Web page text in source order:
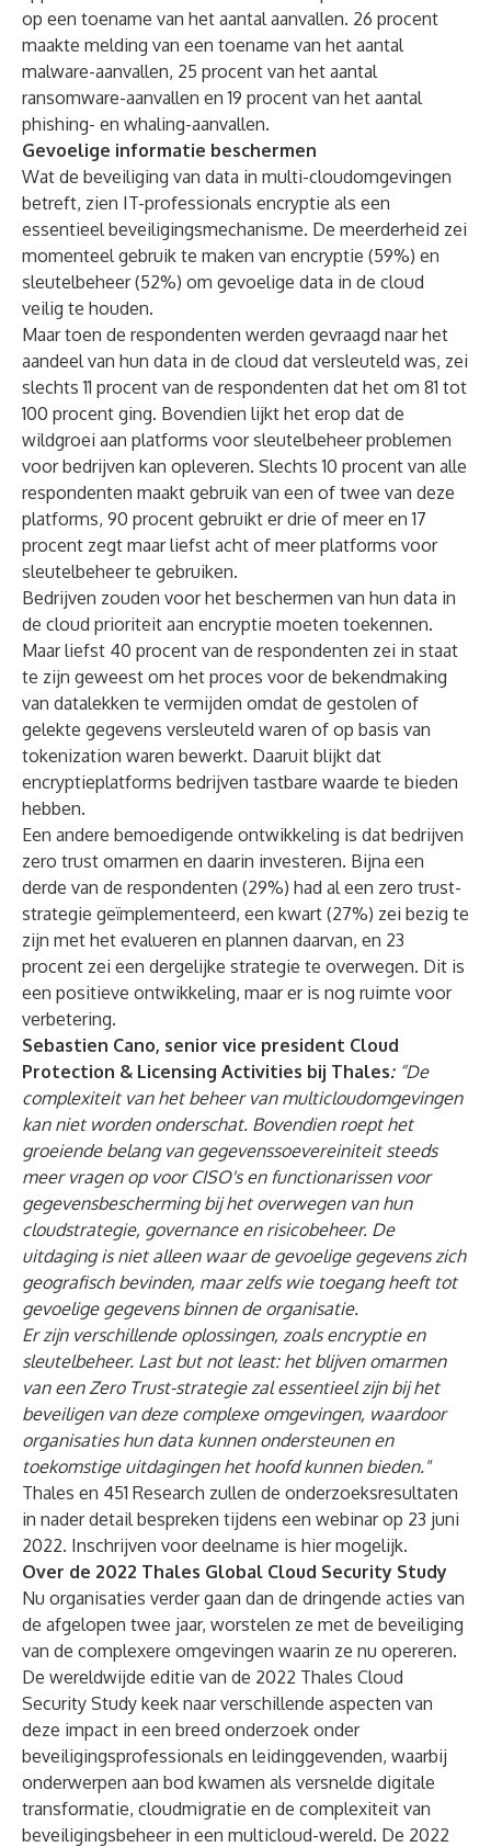
op een toename van het aantal aanvallen. 26 procent
maakte melding van een toename van het aantal
malware-aanvallen, 25 procent van het aantal
ransomware-aanvallen en 19 procent van het aantal
phishing- en whaling-aanvallen.
Gevoelige informatie beschermen
Wat de beveiliging van data in multi-cloudomgevingen
betreft, zien IT-professionals encryptie als een
essentieel beveiligingsmechanisme. De meerderheid zei
momenteel gebruik te maken van encryptie (59%) en
sleutelbeheer (52%) om gevoelige data in de cloud
veilig te houden.
Maar toen de respondenten werden gevraagd naar het
aandeel van hun data in de cloud dat versleuteld was, zei
slechts 11 procent van de respondenten dat het om 81 tot
100 procent ging. Bovendien lijkt het erop dat de
wildgroei aan platforms voor sleutelbeheer problemen
voor bedrijven kan opleveren. Slechts 10 procent van alle
respondenten maakt gebruik van een of twee van deze
platforms, 90 procent gebruikt er drie of meer en 17
procent zegt maar liefst acht of meer platforms voor
sleutelbeheer te gebruiken.
Bedrijven zouden voor het beschermen van hun data in
de cloud prioriteit aan encryptie moeten toekennen.
Maar liefst 40 procent van de respondenten zei in staat
te zijn geweest om het proces voor de bekendmaking
van datalekken te vermijden omdat de gestolen of
gelekte gegevens versleuteld waren of op basis van
tokenization waren bewerkt. Daaruit blijkt dat
encryptieplatforms bedrijven tastbare waarde te bieden
hebben.
Een andere bemoedigende ontwikkeling is dat bedrijven
zero trust omarmen en daarin investeren. Bijna een
derde van de respondenten (29%) had al een zero trust-
strategie geïmplementeerd, een kwart (27%) zei bezig te
zijn met het evalueren en plannen daarvan, en 23
procent zei een dergelijke strategie te overwegen. Dit is
een positieve ontwikkeling, maar er is nog ruimte voor
verbetering.
Sebastien Cano, senior vice president Cloud
Protection & Licensing Activities bij Thales:“De
complexiteit van het beheer van multicloudomgevingen
kan niet worden onderschat. Bovendien roept het
groeiende belang van gegevenssoevereiniteit steeds
meer vragen op voor CISO's en functionarissen voor
gegevensbescherming bij het overwegen van hun
cloudstrategie, governance en risicobeheer. De
uitdaging is niet alleen waar de gevoelige gegevens zich
geografisch bevinden, maar zelfs wie toegang heeft tot
gevoelige gegevens binnen de organisatie.
Er zijn verschillende oplossingen, zoals encryptie en
sleutelbeheer. Last but not least: het blijven omarmen
van een Zero Trust-strategie zal essentieel zijn bij het
beveiligen van deze complexe omgevingen, waardoor
organisaties hun data kunnen ondersteunen en
toekomstige uitdagingen het hoofd kunnen bieden."
Thales en 451 Research zullen de onderzoeksresultaten
in nader detail bespreken tijdens een webinar op 23 juni
2022. Inschrijven voor deelname is hiermogelijk.
Over de 2022 Thales Global Cloud Security Study
Nu organisaties verder gaan dan de dringende acties van
de afgelopen twee jaar, worstelen ze met de beveiliging
van de complexere omgevingen waarin ze nu opereren.
De wereldwijde editie van de 2022 Thales Cloud
Security Study keek naar verschillende aspecten van
deze impact in een breed onderzoek onder
beveiligingsprofessionals en leidinggevenden, waarbij
onderwerpen aan bod kwamen als versnelde digitale
transformatie, cloudmigratie en de complexiteit van
beveiligingsbeheer in een multicloud-wereld. De 2022